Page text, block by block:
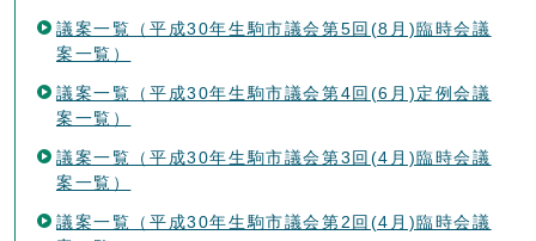
議案一覧（平成30年生駒市議会第5回(8月)臨時会議
案一覧）
議案一覧（平成30年生駒市議会第4回(6月)定例会議
案一覧）
議案一覧（平成30年生駒市議会第3回(4月)臨時会議
案一覧）
議案一覧（平成30年生駒市議会第2回(4月)臨時会議